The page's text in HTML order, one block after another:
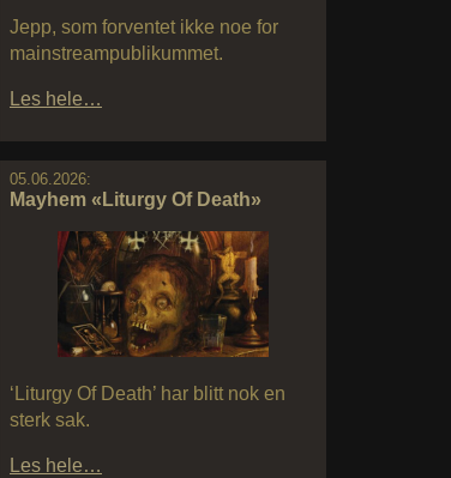
Jepp, som forventet ikke noe for
mainstreampublikummet.
Les hele…
05.06.2026:
Mayhem «Liturgy Of Death»
‘Liturgy Of Death’ har blitt nok en
sterk sak.
Les hele…